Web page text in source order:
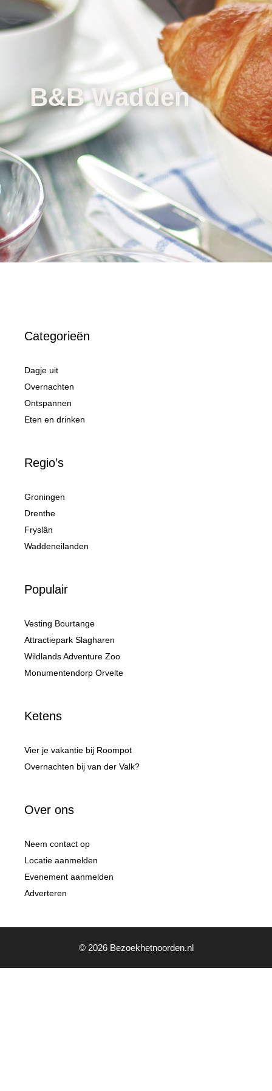
B&B Wadden
Categorieën
Dagje uit
Overnachten
Ontspannen
Eten en drinken
Regio’s
Groningen
Drenthe
Fryslân
Waddeneilanden
Populair
Vesting Bourtange
Attractiepark Slagharen
Wildlands Adventure Zoo
Monumentendorp Orvelte
Ketens
Vier je vakantie bij Roompot
Overnachten bij van der Valk?
Over ons
Neem contact op
Locatie aanmelden
Evenement aanmelden
Adverteren
© 2026 Bezoekhetnoorden.nl